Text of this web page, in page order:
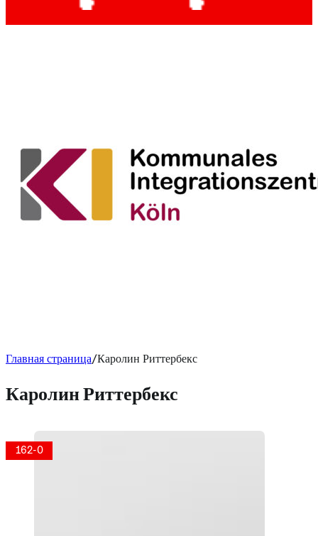
Главная страница Каролин Риттербекс
Каролин Риттербекс
162-0